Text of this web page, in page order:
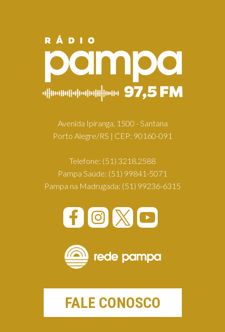
Avenida Ipiranga, 1500 - Santana
Porto Alegre/RS | CEP: 90160-091
Telefone: (51) 3218.2588
Pampa Saúde: (51) 99841-5071
Pampa na Madrugada: (51) 99236-6315
FALE CONOSCO